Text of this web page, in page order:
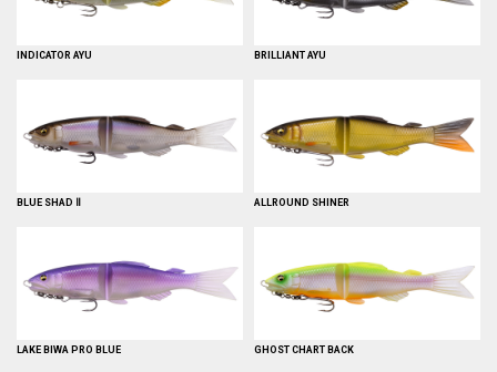
INDICATOR AYU BRILLIANT AYU
BLUE SHAD Ⅱ ALLROUND SHINER
LAKE BIWA PRO BLUE GHOST CHART BACK